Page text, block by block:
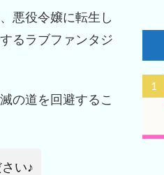
悪役令嬢に転生し
るラブファンタジ
の道を回避するこ
い♪